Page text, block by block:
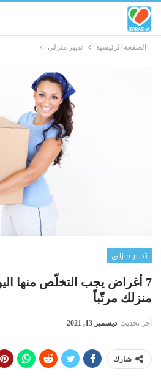
الصفحة الرئيسية تدبير منزلي
تدبير منزلي
7 أغراض يجب التخلّص منها
منزلك مرتّباً
آخر تحديث ديسمبر 13, 2021
شارك